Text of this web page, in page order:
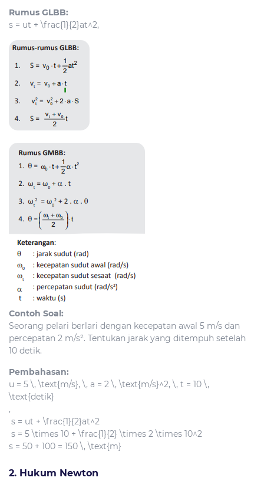
Rumus GLBB:
s = ut + \frac{1}{2}at^2,
Contoh Soal:
Seorang pelari berlari dengan kecepatan awal 5 m/s dan
percepatan 2 m/s². Tentukan jarak yang ditempuh setelah
10 detik.
Pembahasan:
u = 5 \, \text{m/s}, \, a = 2 \, \text{m/s}^2, \, t = 10 \,
\text{detik}
,
s = ut + \frac{1}{2}at^2
s = 5 \times 10 + \frac{1}{2} \times 2 \times 10^2
s = 50 + 100 = 150 \, \text{m}
2. Hukum Newton